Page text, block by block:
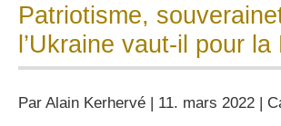
Patriotisme,
l’Ukraine vaut-il pour la
Par Alain Kerhervé | 11. mars 2022 |